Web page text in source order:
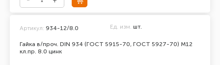
Гайка в/проч. DIN 934 (ГОСТ 5915-70, ГОСТ 5927-70) М12
кл.пр. 8.0 цинк
Артикул: 934-12/8.0 Ед. изм. шт.